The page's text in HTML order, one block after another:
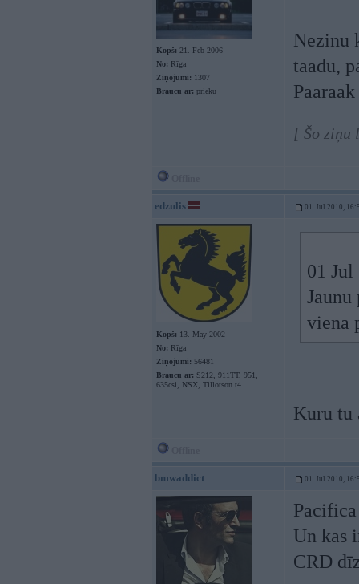
Kopš: 21. Feb 2006
No: Rīga
Ziņojumi: 1307
Braucu ar: prieku
Nezinu
taadu,
[ Šo ziņu
edzulis 01. Jul 2010,
Kopš: 13. May 2002
No: Rīga
Ziņojumi: 56481
Braucu ar: S212, 911TT, 951,
635csi, NSX, Tillotson t4
01
viena
Kuru tu
bmwaddict 01. Jul 2010,
Un kas
CRD